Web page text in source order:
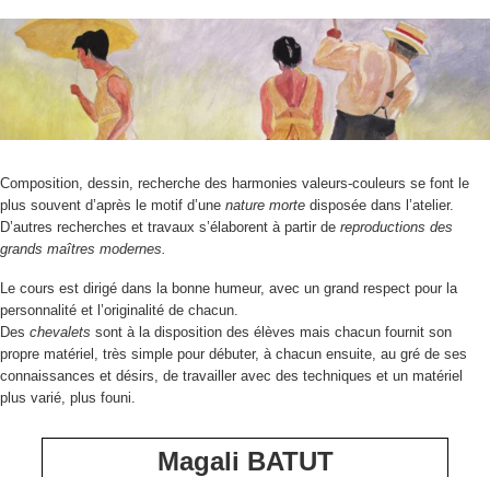
Composition, dessin, recherche des harmonies valeurs-couleurs se font le
plus souvent d’après le motif d’une nature morte disposée dans l’atelier.
D’autres recherches et travaux s’élaborent à partir de reproductions des
grands maîtres modernes.
Le cours est dirigé dans la bonne humeur, avec un grand respect pour la
personnalité et l’originalité de chacun.
Des chevalets sont à la disposition des élèves mais chacun fournit son
propre matériel, très simple pour débuter, à chacun ensuite, au gré de ses
connaissances et désirs, de travailler avec des techniques et un matériel
plus varié, plus founi.
Magali BATUT